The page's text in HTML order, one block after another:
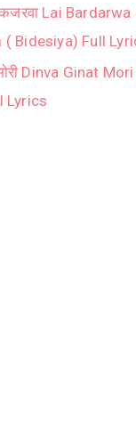
Lai
( Bidesiya) Full
मोरी Dinva Ginat
Lyrics